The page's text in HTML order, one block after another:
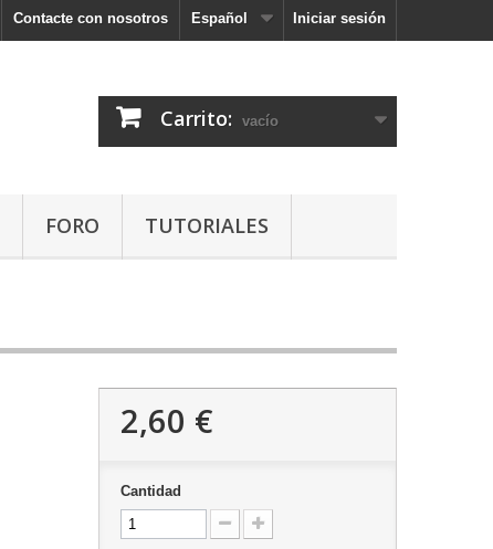
Iniciar sesión
Español
Contacte con nosotros
Carrito: vacío
FORO TUTORIALES
2,60 €
Cantidad